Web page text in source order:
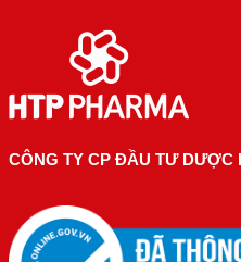
CÔNG TY CP ĐẦU TƯ DƯỢC